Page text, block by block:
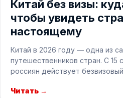
Китай без визы:
чтобы увидеть
настоящему
Китай в 2026 году — одна из
путешественников стран. С 15
россиян действует
Читать →